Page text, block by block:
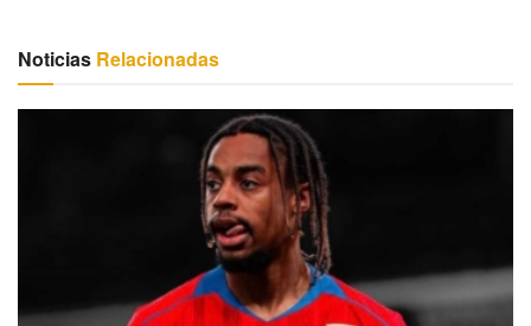
Noticias Relacionadas